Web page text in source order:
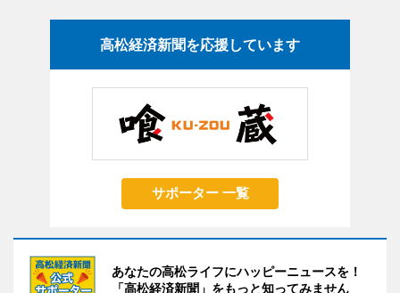
高松経済新聞を応援しています
サポーター 一覧
あなたの高松ライフにハッピーニュースを！
「高松経済新聞」をもっと知ってみません